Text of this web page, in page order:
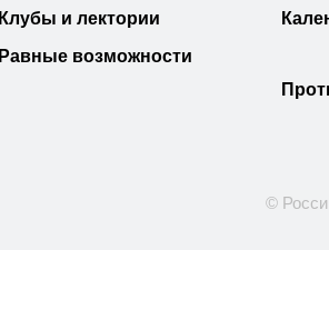
Клубы и лектории
Равные возможности
©